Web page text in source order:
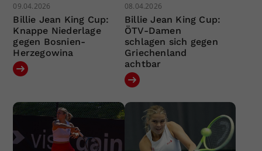
09.04.2026
Billie Jean King Cup:
Knappe Niederlage
gegen Bosnien-
Herzegowina
08.04.2026
Billie Jean King Cup:
ÖTV-Damen
schlagen sich gegen
Griechenland
achtbar